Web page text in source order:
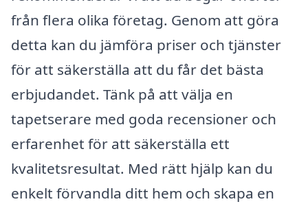
från flera olika företag. Genom att göra
detta kan du jämföra priser och tjänster
för att säkerställa att du får det bästa
erbjudandet. Tänk på att välja en
tapetserare med goda recensioner och
erfarenhet för att säkerställa ett
kvalitetsresultat. Med rätt hjälp kan du
enkelt förvandla ditt hem och skapa en